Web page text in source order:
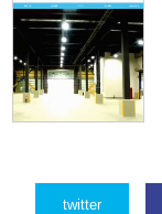
twitter